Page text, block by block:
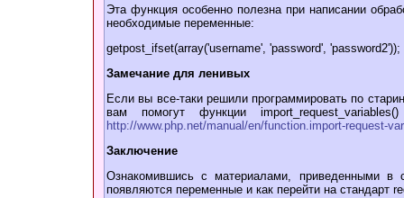
Эта функция особенно полезна при написании
необходимые переменные:
getpost_ifset(array('username', 'password', 'password2'));
Замечание для ленивых
Если вы все-таки решили программировать по
вам помогут функции
http://www.php.net/manual/en/function.import-request-
Заключение
Ознакомившись с материалами, приведенными
появляются переменные и как перейти на стандарт